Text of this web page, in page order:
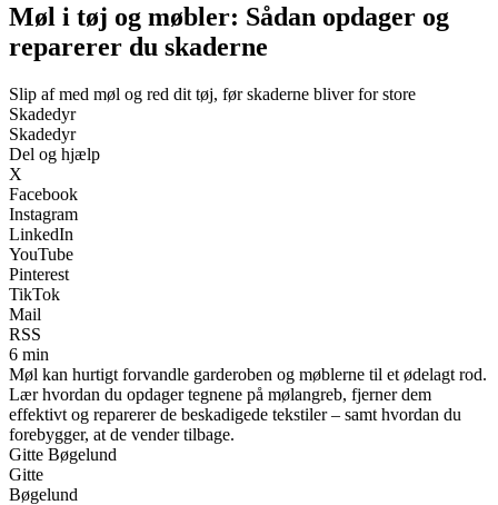
Møl i tøj og møbler: Sådan opdager og
reparerer du skaderne
Slip af med møl og red dit tøj, før skaderne bliver for store
Skadedyr
Skadedyr
Del og hjælp
X
Facebook
Instagram
LinkedIn
YouTube
Pinterest
TikTok
Mail
RSS
6 min
Møl kan hurtigt forvandle garderoben og møblerne til et ødelagt rod.
Lær hvordan du opdager tegnene på mølangreb, fjerner dem
effektivt og reparerer de beskadigede tekstiler – samt hvordan du
forebygger, at de vender tilbage.
Gitte Bøgelund
Gitte
Bøgelund